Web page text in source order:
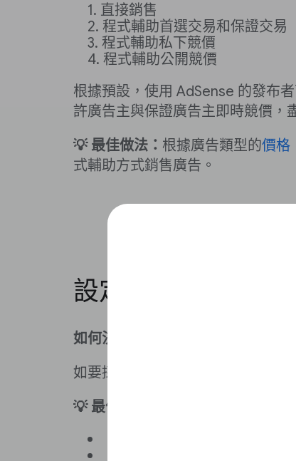
直接銷售
程式輔助首選交易和保證交易
程式輔助私下競價
程式輔助公開競價
根據預設，使用 AdSense 的發布
許廣告主與保證廣告主即時競價，
💡 最佳做法： 根據廣告類型的價格
式輔助方式銷售廣告。
設定價格
如何決定直接銷售的費率？
如要採用直接銷售，請在
💡 最佳做法：